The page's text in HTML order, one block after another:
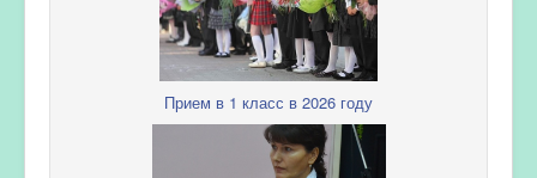
Прием в 1 класс в 2026 году